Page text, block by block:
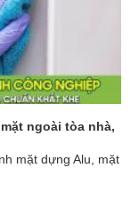
ngoài tòa nhà,
mặt dựng Alu, mặt